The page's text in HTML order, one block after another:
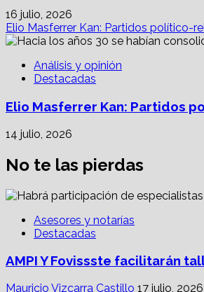
16 julio, 2026
Elio Masferrer Kan: Partidos político-
Análisis y opinión
Destacadas
Elio Masferrer Kan: Partidos
14 julio, 2026
No te las pierdas
Asesores y notarías
Destacadas
AMPI Y Fovissste facilitarán
Mauricio Vizcarra Castillo 17 julio, 2026